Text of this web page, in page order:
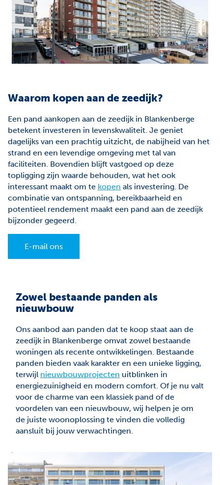
Waarom kopen aan de zeedijk?
Een pand aankopen aan de zeedijk in Blankenberge
betekent investeren in levenskwaliteit. Je geniet
dagelijks van een prachtig uitzicht, de nabijheid van het
strand en een levendige omgeving met tal van
faciliteiten. Bovendien blijft vastgoed op deze
topligging zijn waarde behouden, wat het ook
interessant maakt om te kopen als investering. De
combinatie van ontspanning, bereikbaarheid en
potentieel rendement maakt een pand aan de zeedijk
bijzonder gegeerd.
E-mail ons
Zowel bestaande panden als
nieuwbouw
Ons aanbod aan panden dat te koop staat aan de
zeedijk in Blankenberge omvat zowel bestaande
woningen als recente ontwikkelingen. Bestaande
panden bieden vaak karakter en een unieke ligging,
terwijl nieuwbouwprojecten uitblinken in
energiezuinigheid en modern comfort. Of je nu valt
voor de charme van een klassiek pand of de
voordelen van een nieuwbouw, wij helpen je om
de juiste woonoplossing te vinden die volledig
aansluit bij jouw verwachtingen.